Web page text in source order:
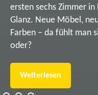
ersten sechs Zimmer
Glanz. Neue Möbel,
Farben – da fühlt man
oder?
Weiterlesen